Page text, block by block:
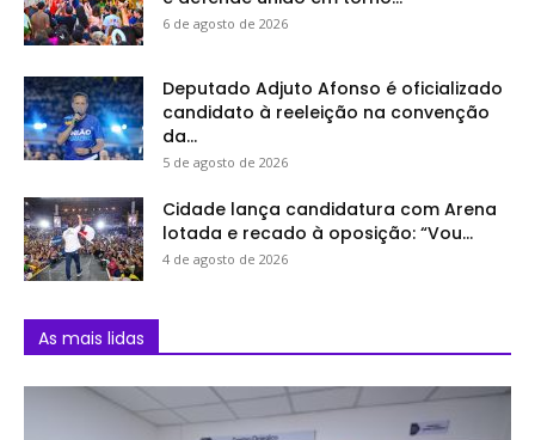
6 de agosto de 2026
Deputado Adjuto Afonso é oficializado
candidato à reeleição na convenção
da...
5 de agosto de 2026
Cidade lança candidatura com Arena
lotada e recado à oposição: “Vou...
4 de agosto de 2026
As mais lidas